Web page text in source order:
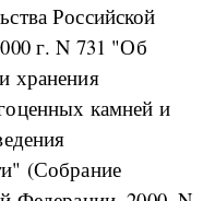
Российской
г. N 731 "Об
хранения
камней и
(Собрание